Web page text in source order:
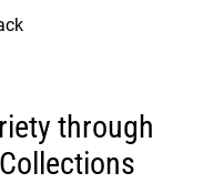
through